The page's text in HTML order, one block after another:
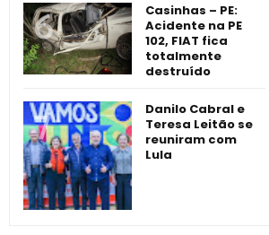
Casinhas – PE:
Acidente na PE
102, FIAT fica
totalmente
destruído
Danilo Cabral e
Teresa Leitão se
reuniram com
Lula